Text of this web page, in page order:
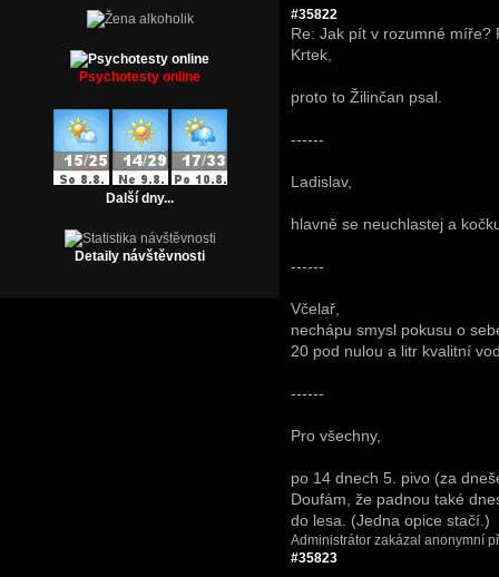
#35822
Re: Jak pít v rozumné míře?
Krtek,
proto to Žilinčan psal.
------
Ladislav,
hlavně se neuchlastej a
------
Včelař,
nechápu smysl pokusu o
20 pod nulou a litr kvalitní
------
Pro všechny,
po 14 dnech 5. pivo (za
Doufám, že padnou také
do lesa. (Jedna opice stačí.)
Administrátor zakázal anonymní
#35823
Psychotesty online
Další dny...
Detaily návštěvnosti